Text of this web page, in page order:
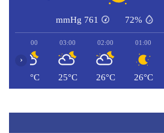
72%
761
mmHg
01:00
26°C
02:00
26°C
03:00
25°C
04:00
25°C
‹